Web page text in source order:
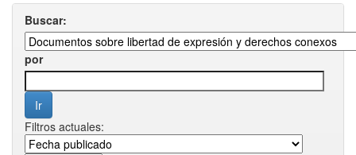
Buscar:
por
Filtros actuales: